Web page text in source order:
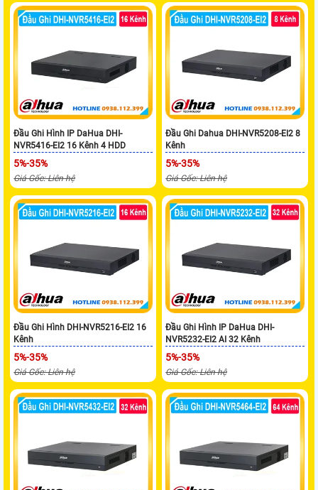
Đầu Ghi Hình IP DaHua DHI-
NVR5416-EI2 16 Kênh 4 HDD
5%-35%
Giá Gốc: Liên hệ
Đầu Ghi Dahua DHI-NVR5208-EI2 8
Kênh
5%-35%
Giá Gốc: Liên hệ
Đầu Ghi Hình DHI-NVR5216-EI2 16
Kênh
5%-35%
Giá Gốc: Liên hệ
Đầu Ghi Hình IP DaHua DHI-
NVR5232-EI2 AI 32 Kênh
5%-35%
Giá Gốc: Liên hệ